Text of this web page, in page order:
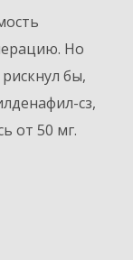
Но
бы,
сз,
от 50 мг.